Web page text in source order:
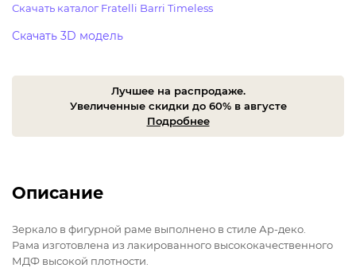
Скачать каталог Fratelli Barri Timeless
Скачать 3D модель
Лучшее на распродаже.
Увеличенные скидки до 60% в августе
Подробнее
Описание
Зеркало в фигурной раме выполнено в стиле Ар-деко.
Рама изготовлена из лакированного высококачественного
МДФ высокой плотности.